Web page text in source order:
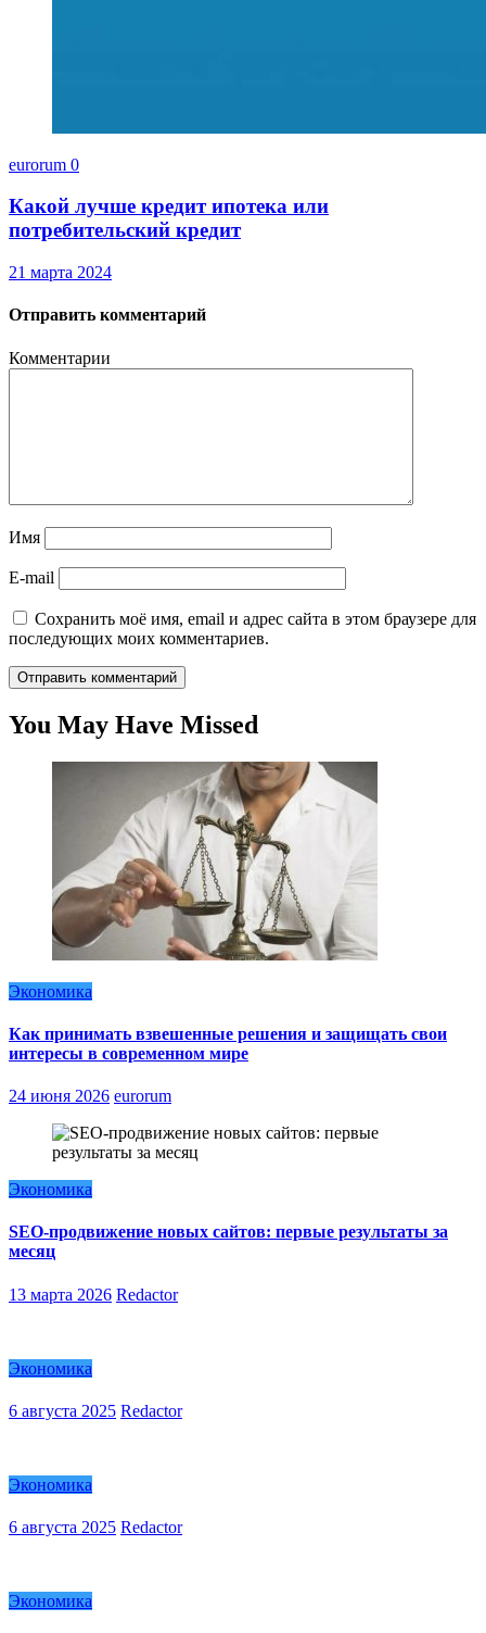
eurorum 0
Какой лучше кредит ипотека или
потребительский кредит
21 марта 2024
Отправить комментарий
Комментарии
Имя
E-mail
Сохранить моё имя, email и адрес сайта в этом браузере для
последующих моих комментариев.
You May Have Missed
Экономика
Как принимать взвешенные решения и защищать свои
интересы в современном мире
24 июня 2026 eurorum
Экономика
SEO-продвижение новых сайтов: первые результаты за
месяц
13 марта 2026 Redactor
Экономика
6 августа 2025 Redactor
Экономика
6 августа 2025 Redactor
Экономика